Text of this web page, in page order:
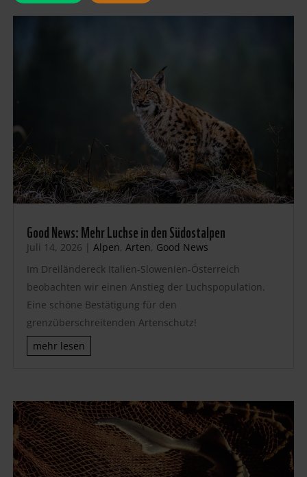
Good News: Mehr Luchse in den Südostalpen
Juli 14, 2026 | Alpen, Arten, Good News
Im Dreiländereck Italien-Slowenien-Österreich
beobachten wir einen Anstieg der Luchspopulation.
Eine schöne Bestätigung für den
grenzüberschreitenden Artenschutz!
mehr lesen